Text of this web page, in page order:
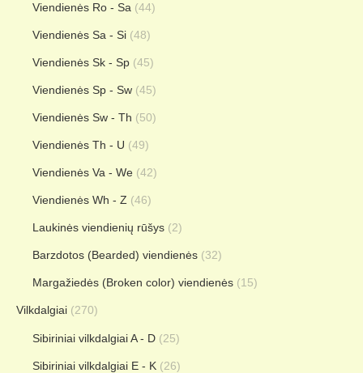
Viendienės Ro - Sa (44)
Viendienės Sa - Si (48)
Viendienės Sk - Sp (45)
Viendienės Sp - Sw (45)
Viendienės Sw - Th (50)
Viendienės Th - U (49)
Viendienės Va - We (42)
Viendienės Wh - Z (46)
Laukinės viendienių rūšys (2)
Barzdotos (Bearded) viendienės (32)
Margažiedės (Broken color) viendienės (15)
Vilkdalgiai (270)
Sibiriniai vilkdalgiai A - D (25)
Sibiriniai vilkdalgiai E - K (26)